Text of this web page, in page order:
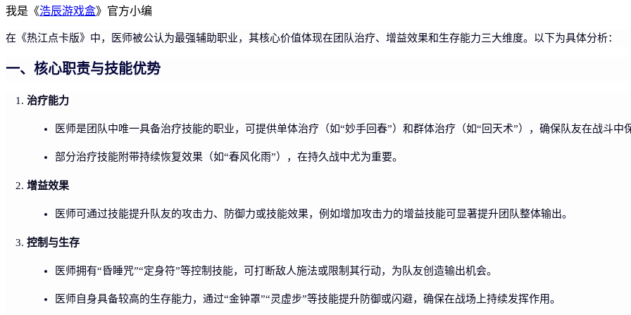
我是《浩辰游戏盒》官方小编
在《热江点卡版》中，医师被公认为最强辅助职业，其核心价值体现在团队治疗、增益效果和生存能力三大维度。以下为具体分析：
一、核心职责与技能优势
治疗能力
医师是团队中唯一具备治疗技能的职业，可提供单体治疗（如“妙手回春”）和群体治疗（如“回天术”），确保队友在战斗中
部分治疗技能附带持续恢复效果（如“春风化雨”），在持久战中尤为重要。
增益效果
医师可通过技能提升队友的攻击力、防御力或技能效果，例如增加攻击力的增益技能可显著提升团队整体输出。
控制与生存
医师拥有“昏睡咒”“定身符”等控制技能，可打断敌人施法或限制其行动，为队友创造输出机会。
医师自身具备较高的生存能力，通过“金钟罩”“灵虚步”等技能提升防御或闪避，确保在战场上持续发挥作用。